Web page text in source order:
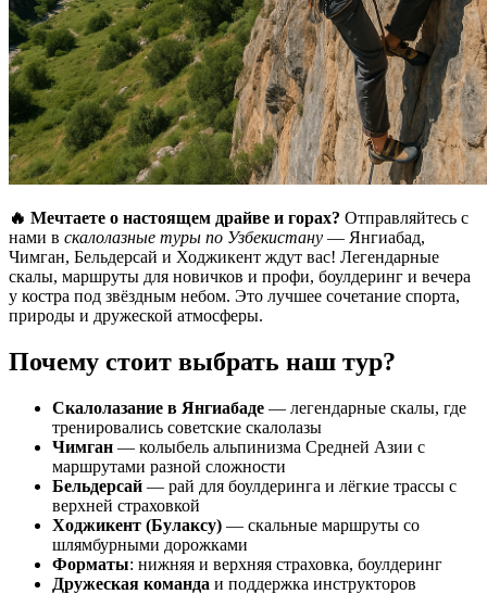
🔥 Мечтаете о настоящем драйве и горах? Отправляйтесь с
нами в скалолазные туры по Узбекистану — Янгиабад,
Чимган, Бельдерсай и Ходжикент ждут вас! Легендарные
скалы, маршруты для новичков и профи, боулдеринг и вечера
у костра под звёздным небом. Это лучшее сочетание спорта,
природы и дружеской атмосферы.
Почему стоит выбрать наш тур?
Скалолазание в Янгиабаде — легендарные скалы, где
тренировались советские скалолазы
Чимган — колыбель альпинизма Средней Азии с
маршрутами разной сложности
Бельдерсай — рай для боулдеринга и лёгкие трассы с
верхней страховкой
Ходжикент (Булаксу) — скальные маршруты со
шлямбурными дорожками
Форматы: нижняя и верхняя страховка, боулдеринг
Дружеская команда и поддержка инструкторов